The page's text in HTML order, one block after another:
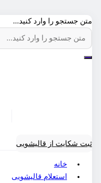
متن جستجو را وارد کنید...
ثبت شکایت از قالیشویی
خانه
استعلام قالیشویی